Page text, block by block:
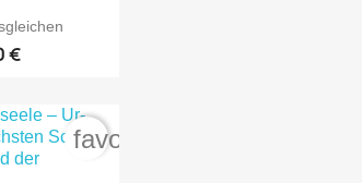
€
favorite_border